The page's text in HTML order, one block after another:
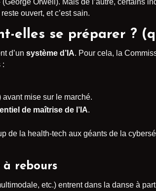
ouvert, et c’est sain.
elles se préparer ?
d’un système d’IA. Pour cela, la
:
mise sur le marché.
de maîtrise de l’IA.
de la health-tech aux géants de la
à rebours
etc.) entrent dans la danse à